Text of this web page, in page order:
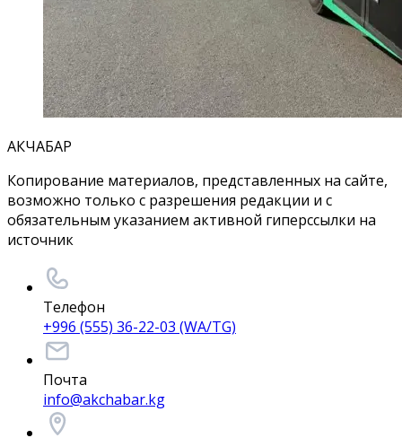
АКЧАБАР
Копирование материалов, представленных на сайте,
возможно только с разрешения редакции и с
обязательным указанием активной гиперссылки на
источник
Телефон
+996 (555) 36-22-03 (WA/TG)
Почта
info@akchabar.kg